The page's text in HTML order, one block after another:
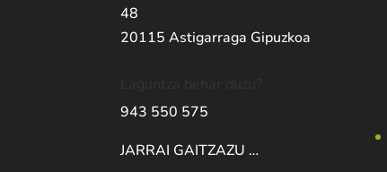
48
20115 Astigarraga Gipuzkoa
943 550 575
JARRAI GAITZAZU …